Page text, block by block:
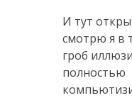
И тут
смотрю я в
гроб
полностью